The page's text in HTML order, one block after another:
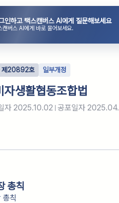
인하고 택스캔버스 AI에게 질문해보세요
캔버스 AI에게 바로 물어보세요.
제 20892호 일부개정
자생활협동조합법
자 2025.10.02 공포일자
총칙
총칙